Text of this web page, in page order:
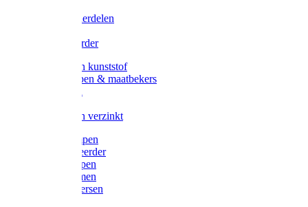
Koelift onderdelen
Uieronthaarder
Voerbakken kunststof
Voerscheppen & maatbekers
Voerbakken verzinkt
Warmtelampen
Staartcoupeerder
Biggenkappen
Neuskrammen
Varken diversen